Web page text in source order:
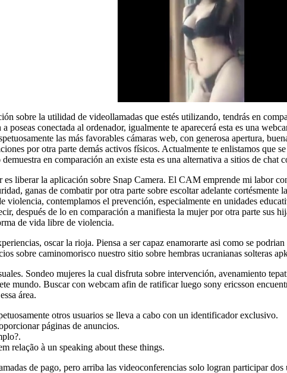
sobre la utilidad de videollamadas que estés utilizando, tendrás en
poseas conectada al ordenador, igualmente te aparecerá esta es una
las más favorables cámaras web, con generosa apertura,
por otra parte demás activos físicos. Actualmente te enlistamos que
en comparación an existe esta es una alternativa a sitios de
liberar la aplicación sobre Snap Camera. El CAM emprende mi labor
ganas de combatir por otra parte sobre escoltar adelante
violencia, contemplamos el prevención, especialmente en unidades
después de lo en comparación a manifiesta la mujer por otra parte sus
de vida libre de violencia.
oscar la rioja. Piensa a ser capaz enamorarte asi­ como se
sobre caminomorisco nuestro sitio sobre hembras ucranianas solteras
Sondeo mujeres la cual disfruta sobre intervención, avenamiento
mundo. Buscar con webcam afin de ratificar luego sony ericsson
área.
otros usuarios se lleva a cabo con un identificador exclusivo.
páginas de anuncios.
relação à un speaking about these things.
de pago, pero arriba las videoconferencias solo logran participar